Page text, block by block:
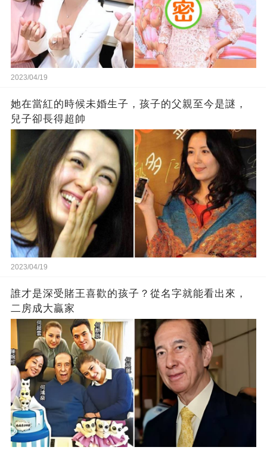
2023/04/19
她在當紅的時候未婚生子，孩子的父親至今是謎，
兒子卻長得超帥
2023/04/19
誰才是深受賭王喜歡的孩子？從名字就能看出來，
二房成大贏家